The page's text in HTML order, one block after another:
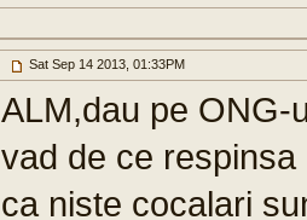
Sat Sep 14 2013, 01:33PM
ALM,dau pe ONG-
vad de ce
ca niste cocalari